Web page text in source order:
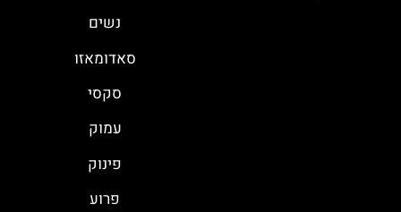
נשים
סאדומאזו
סקסי
עמוק
פינוק
פרוע